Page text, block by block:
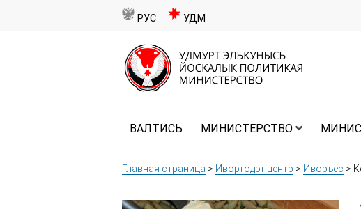
РУС УДМ
ВАЛТӤСЬ МИНИСТЕРСТВО
Главная страница > Ивортодэт центр > Иворъёс >